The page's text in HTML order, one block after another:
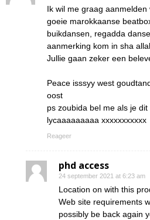
Ik wil me graag
goeie marokkaanse
buikdansen, regadda
aanmerking kom in sha
Jullie gaan zeker een
Peace isssyy west
oost
ps zoubida bel me als je dit
lycaaaaaaaaa xxxxxxxxxxx
Reageer
phd access
24 september 2021 at 6:23 am
Location on with this
Web site requirements
possibly be back again